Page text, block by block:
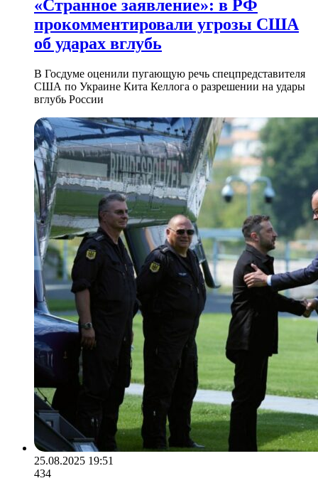
«Странное заявление»: в РФ
прокомментировали угрозы США
об ударах вглубь
В Госдуме оценили пугающую речь спецпредставителя
США по Украине Кита Келлога о разрешении на удары
вглубь России
25.08.2025 19:51
434